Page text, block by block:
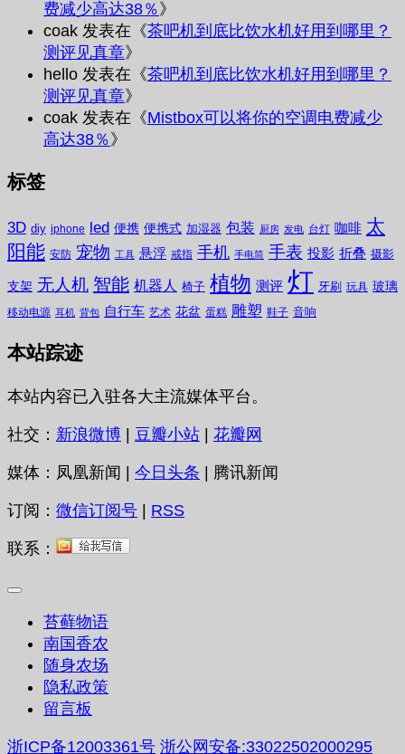
费减少高达38％ 》
coak 发表在《茶吧机到底比饮水机好用到哪里？
测评见真章》
hello 发表在《茶吧机到底比饮水机好用到哪里？
测评见真章》
coak 发表在《Mistbox可以将你的空调电费减少
高达38％ 》
标签
3D diy iphone led 便携 便携式 加湿器 包装 厨房 发电 台灯 咖啡 太
阳能 安防 宠物 工具 悬浮 戒指 手机 手电筒 手表 投影 折叠 摄影
支架 无人机 智能 机器人 椅子 植物 测评 灯 牙刷 玩具 玻璃
移动电源 耳机 背包 自行车 艺术 花盆 蛋糕 雕塑 鞋子 音响
本站踪迹
本站内容已入驻各大主流媒体平台。
社交： 新浪微博 | 豆瓣小站 | 花瓣网
媒体：凤凰新闻 | 今日头条 | 腾讯新闻
订阅： 微信订阅号 | RSS
联系：
苔藓物语
南国香农
随身农场
隐私政策
留言板
浙ICP备12003361号 浙公网安备:33022502000295